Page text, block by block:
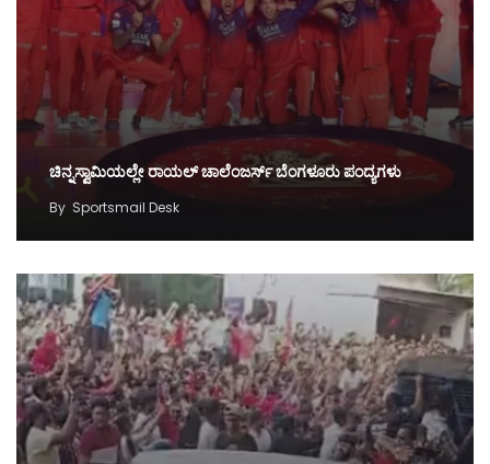
ಚಿನ್ನಸ್ವಾಮಿಯಲ್ಲೇ ರಾಯಲ್‌ ಚಾಲೆಂಜರ್ಸ್‌ ಬೆಂಗಳೂರು ಪಂದ್ಯಗಳು
By Sportsmail Desk